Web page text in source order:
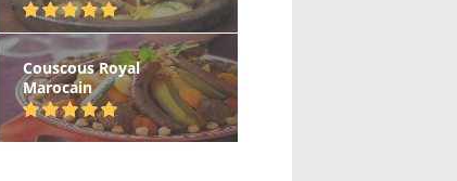
Couscous Royal
Marocain